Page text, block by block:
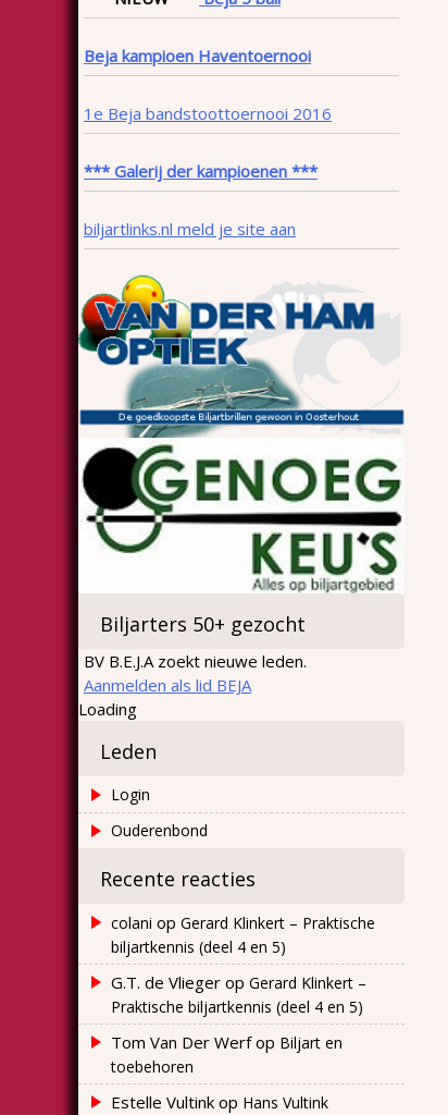
Beja kampioen Haventoernooi
1e Beja bandstoottoernooi 2016
*** Galerij der kampioenen ***
biljartlinks.nl meld je site aan
Biljarters 50+ gezocht
BV B.E.J.A zoekt nieuwe leden.
Aanmelden als lid BEJA
Loading
Leden
Login
Ouderenbond
Recente reacties
colani op Gerard Klinkert – Praktische
biljartkennis (deel 4 en 5)
G.T. de Vlieger op Gerard Klinkert –
Praktische biljartkennis (deel 4 en 5)
Tom Van Der Werfop Biljart en
toebehoren
Estelle Vultink op Hans Vultink